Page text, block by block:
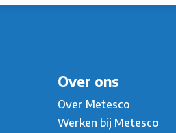
Over ons
Over Metesco
Werken bij Metesco